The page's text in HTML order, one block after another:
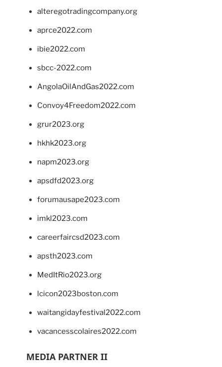
alteregotradingcompany.org
aprce2022.com
ibie2022.com
sbcc-2022.com
AngolaOilAndGas2022.com
Convoy4Freedom2022.com
grur2023.org
hkhk2023.org
napm2023.org
apsdfd2023.org
forumausape2023.com
imkl2023.com
careerfaircsd2023.com
apsth2023.com
MedItRio2023.org
lcicon2023boston.com
waitangidayfestival2022.com
vacancesscolaires2022.com
MEDIA PARTNER II